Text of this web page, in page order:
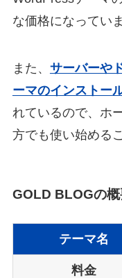
な価格になっていま
また、 サーバーや
ーマのインストー
れているので、ホ
方でも使い始める
GOLD BLOGの
テーマ名
料金